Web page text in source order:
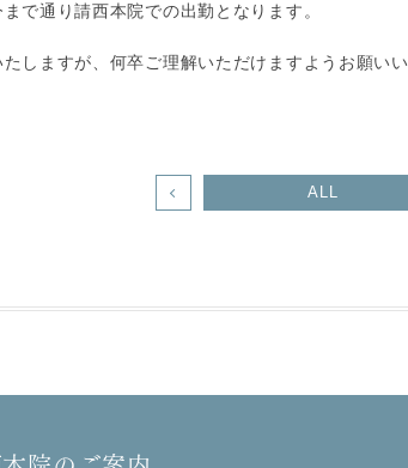
で通り請西本院での出勤となります。
しますが、何卒ご理解いただけますようお願いい
ALL